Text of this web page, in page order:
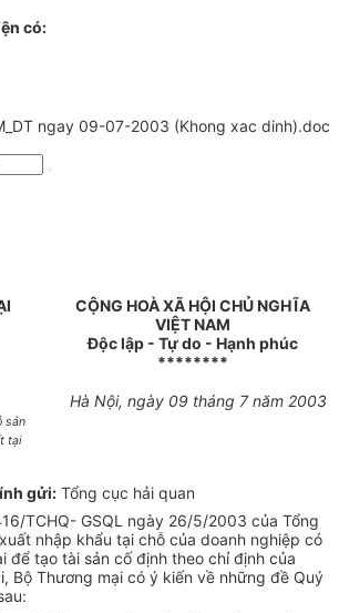
có:
ngay 09-07-2003 (Khong xac dinh).doc
CỘNG HOÀ XÃ HỘI CHỦ NGHĨA
VIỆT NAM
Độc lập - Tự do - Hạnh phúc
********
sản
tại
Hà Nội, ngày 09 tháng 7 năm 2003
gửi:Tổng cục hải quan
TCHQ- GSQL ngày 26/5/2003 của Tổng
nhập khẩu tại chỗ của doanh nghiệp có
để tạo tài sản cố định theo chỉ định của
Bộ Thương mại có ý kiến về những đề Quý